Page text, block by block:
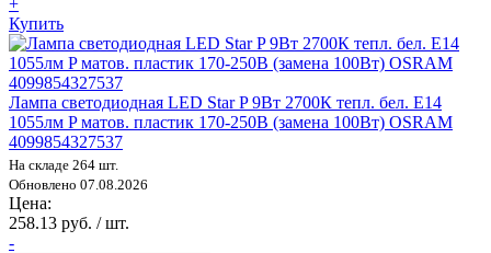
Купить
Лампа светодиодная LED Star P 9Вт 2700К тепл. бел. E14
1055лм P матов. пластик 170-250В (замена 100Вт) OSRAM
4099854327537
На складе 264 шт.
Обновлено 07.08.2026
Цена:
258.13 руб. / шт.
-